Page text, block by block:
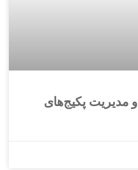
انجام پروژه با PIP3 و مدیریت پکیج‌های